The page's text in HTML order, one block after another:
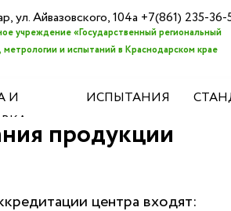
учреждение «Государственный региональный
и испытаний в Краснодарском крае
ул. Айвазовского, 104а +7(861) 235-
И
ИСПЫТАНИЯ
продукции
центра входят: